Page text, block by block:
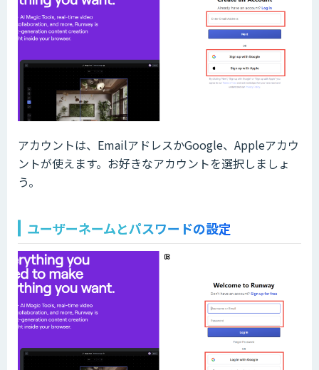
アカウントは、EmailアドレスかGoogle、Appleアカウ
ントが使えます。お好きなアカウントを選択しましょ
う。
ユーザーネームとパスワードの設定